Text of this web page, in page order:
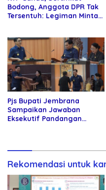
Bodong, Anggota DPR Tak
Tersentuh: Legiman Minta
Pjs Bupati Jembrana
Sampaikan Jawaban
Eksekutif Pandangan
Rekomendasi untuk